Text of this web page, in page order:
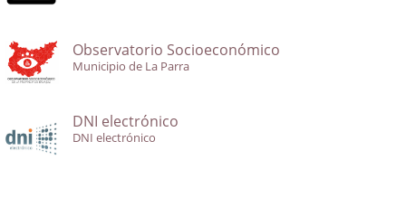
Observatorio Socioeconómico
Municipio de La Parra
DNI electrónico
DNI electrónico